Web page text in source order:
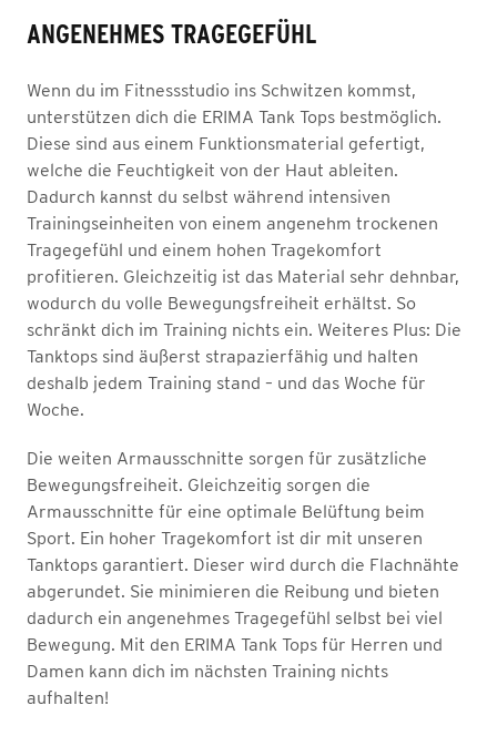
ANGENEHMES TRAGEGEFÜHL
Wenn du im Fitnessstudio ins Schwitzen kommst,
unterstützen dich die ERIMA Tank Tops bestmöglich.
Diese sind aus einem Funktionsmaterial gefertigt,
welche die Feuchtigkeit von der Haut ableiten.
Dadurch kannst du selbst während intensiven
Trainingseinheiten von einem angenehm trockenen
Tragegefühl und einem hohen Tragekomfort
profitieren. Gleichzeitig ist das Material sehr dehnbar,
wodurch du volle Bewegungsfreiheit erhältst. So
schränkt dich im Training nichts ein. Weiteres Plus: Die
Tanktops sind äußerst strapazierfähig und halten
deshalb jedem Training stand – und das Woche für
Woche.
Die weiten Armausschnitte sorgen für zusätzliche
Bewegungsfreiheit. Gleichzeitig sorgen die
Armausschnitte für eine optimale Belüftung beim
Sport. Ein hoher Tragekomfort ist dir mit unseren
Tanktops garantiert. Dieser wird durch die Flachnähte
abgerundet. Sie minimieren die Reibung und bieten
dadurch ein angenehmes Tragegefühl selbst bei viel
Bewegung. Mit den ERIMA Tank Tops für Herren und
Damen kann dich im nächsten Training nichts
aufhalten!